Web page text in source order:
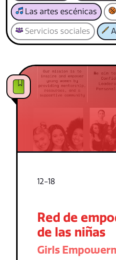
Las artes escénicas
Servicios sociales
12-18
Red de
de las niñas
Girls